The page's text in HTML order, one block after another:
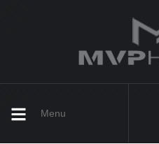
Menu